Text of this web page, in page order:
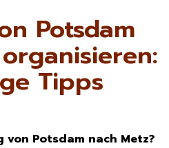
Potsdam
Tipps
von Potsdam nach Metz?